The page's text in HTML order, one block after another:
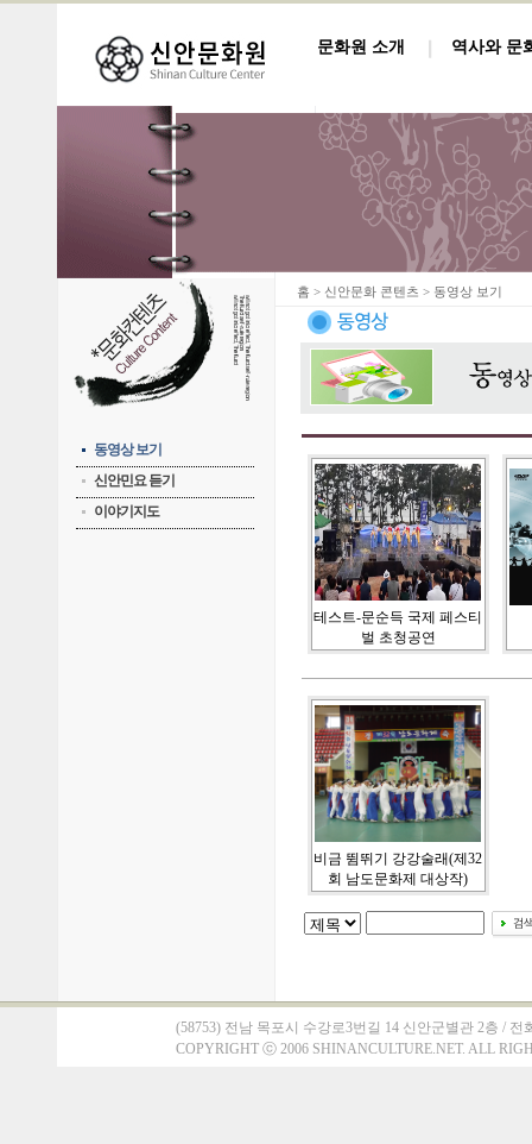
문화원 소개 역사와 문
동영상 보기
신안민요 듣기
이야기지도
홈 > 신안문화 콘텐츠 > 동영상 보기
테스트-문순득 국제 페스티
벌 초청공연
비금 뜀뛰기 강강술래(제32
회 남도문화제 대상작)
(58753) 전남 목포시 수강로3번길 14 신안군별관 2층 / 전
COPYRIGHT ⓒ2006 SHINANCULTURE.NET. ALL